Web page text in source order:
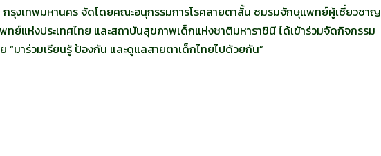
รุงเทพมหานคร จัดโดยคณะอนุกรรมการโรคสายตาสั้น ชมรมจักษุแพทย์ผู้เชี่ยวชาญ
ย์แห่งประเทศไทย และสถาบันสุขภาพเด็กแห่งชาติมหาราชินี ได้เข้าร่วมจัดกิจกรรม
“มาร่วมเรียนรู้ ป้องกัน และดูแลสายตาเด็กไทยไปด้วยกัน”